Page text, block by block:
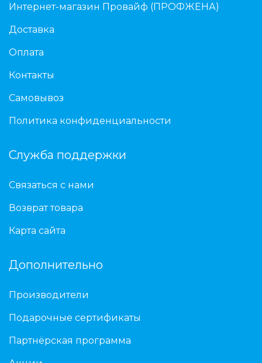
Интернет-магазин Провайф (ПРОФЖЕНА)
Доставка
Оплата
Контакты
Самовывоз
Политика конфиденциальности
Служба поддержки
Связаться с нами
Возврат товара
Карта сайта
Дополнительно
Производители
Подарочные сертификаты
Партнёрская программа